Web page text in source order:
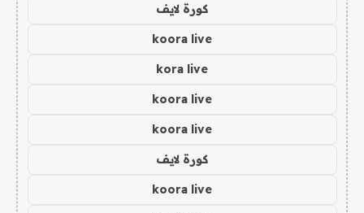
كورة لايف
koora live
kora live
koora live
koora live
كورة لايف
koora live